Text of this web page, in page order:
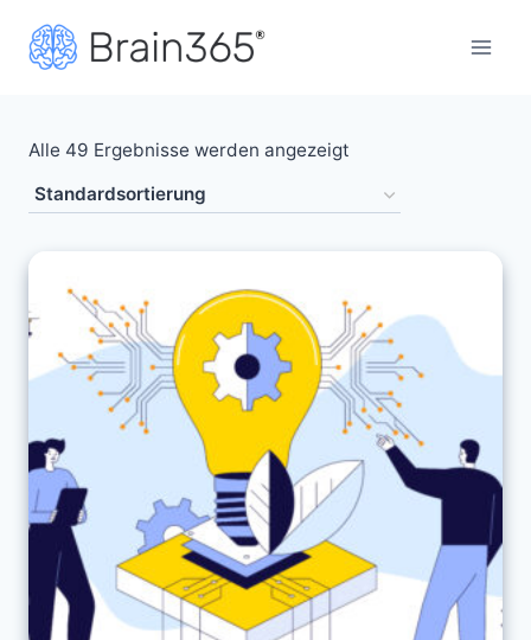
Inhalt
Alle 49 Ergebnisse werden angezeigt